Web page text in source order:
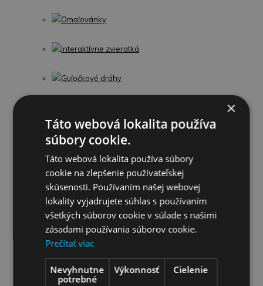
Omaľovánky
Interaktívne zvieratká
Guľočkové dráhy
Školské potreby
Pre Chlapcov
Autá,lietadlá a garáže
Traktory a Stavebné stroje
×
Táto webová lokalita používa
súbory cookie.
Táto webová lokalita používa súbory
cookie na zlepšenie používateľskej
skúsenosti. Používaním našej webovej
lokality vyjadrujete súhlas s používaním
všetkých súborov cookie v súlade s našimi
zásadami používania súborov cookie.
Prečítať viac
Nevyhnutne
potrebné
Výkonnosť Cielenie